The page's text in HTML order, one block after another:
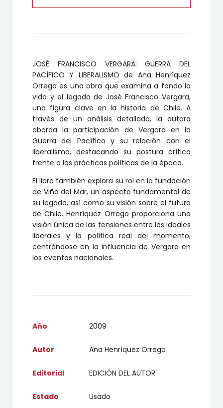
JOSÉ FRANCISCO VERGARA: GUERRA DEL
PACÍFICO Y LIBERALISMO de Ana Henríquez
Orrego es una obra que examina a fondo la
vida y el legado de José Francisco Vergara,
una figura clave en la historia de Chile. A
través de un análisis detallado, la autora
aborda la participación de Vergara en la
Guerra del Pacífico y su relación con el
liberalismo, destacando su postura crítica
frente a las prácticas políticas de la época.
El libro también explora su rol en la fundación
de Viña del Mar, un aspecto fundamental de
su legado, así como su visión sobre el futuro
de Chile. Henríquez Orrego proporciona una
visión única de las tensiones entre los ideales
liberales y la política real del momento,
centrándose en la influencia de Vergara en
los eventos nacionales.
Año 2009
Autor Ana Henríquez Orrego
Editorial EDICIÓN DEL AUTOR
Estado Usado